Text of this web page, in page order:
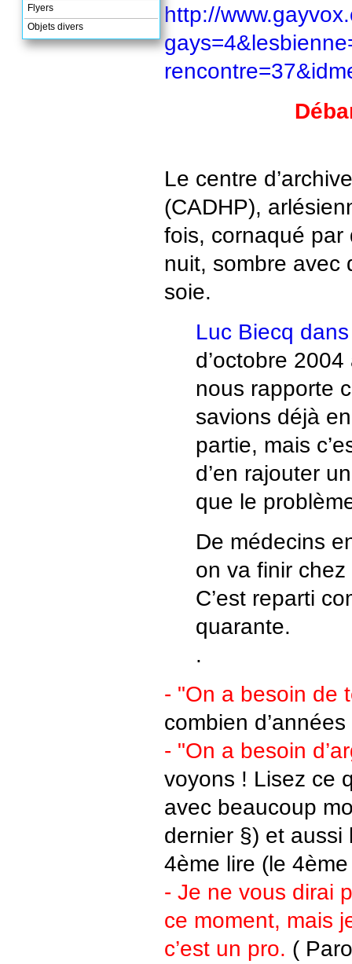
http://
Le centre
(CADHP),
fois, cornaqué par
nuit, sombre avec
soie.
Luc Biecq
d’octobre
nous rapporte
savions déjà
partie, mais
d’en rajouter
que le
De médecins
on va finir
C’est reparti
quarante.
.
- "On a besoin de
combien
- "On a besoin
voyons ! Lisez ce
avec beaucoup
dernier §) et
4ème lire (le
- Je ne vous dirai
ce moment, mais
c’est un pro. (
Flyers
Objets divers